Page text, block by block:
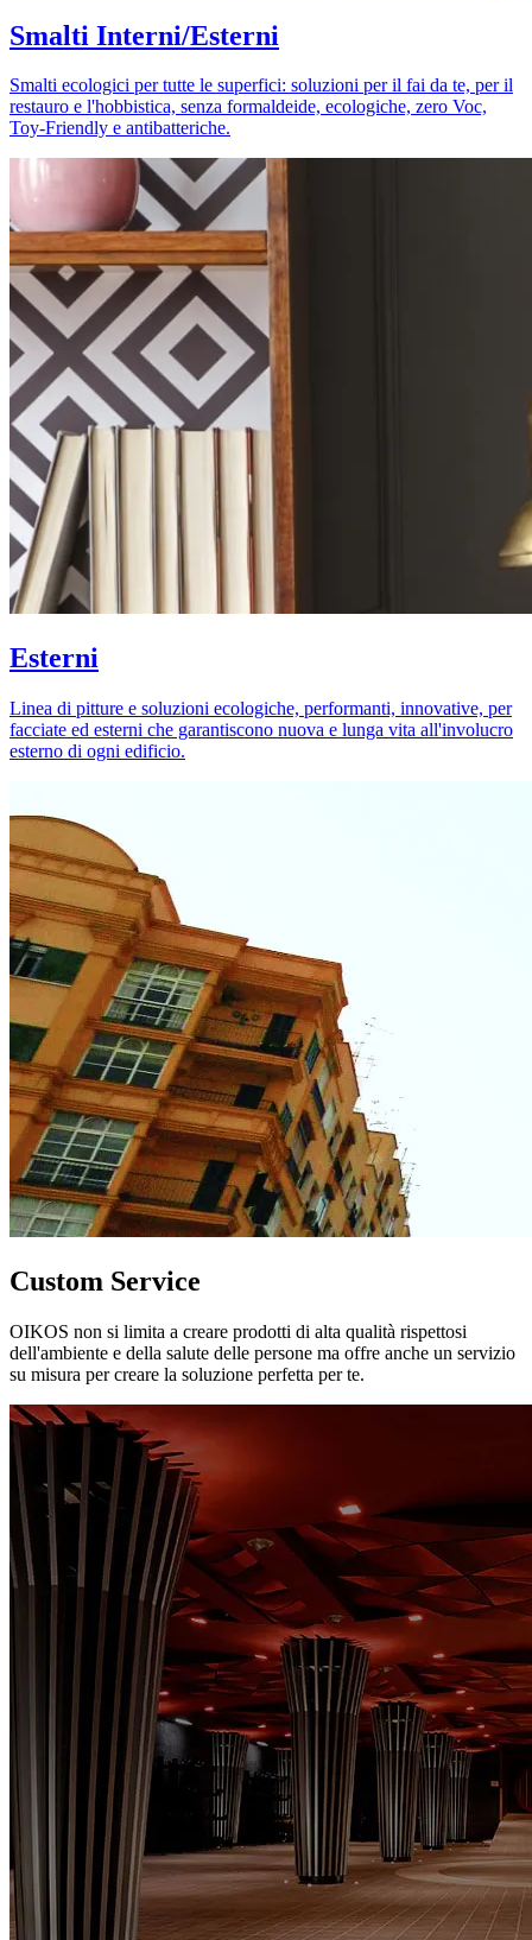
Smalti Interni/Esterni
Smalti ecologici per tutte le superfici: soluzioni per il fai da te, per il
restauro e l'hobbistica, senza formaldeide, ecologiche, zero Voc,
Toy-Friendly e antibatteriche.
Esterni
Linea di pitture e soluzioni ecologiche, performanti, innovative, per
facciate ed esterni che garantiscono nuova e lunga vita all'involucro
esterno di ogni edificio.
Custom Service
OIKOS non si limita a creare prodotti di alta qualità rispettosi
dell'ambiente e della salute delle persone ma offre anche un servizio
su misura per creare la soluzione perfetta per te.